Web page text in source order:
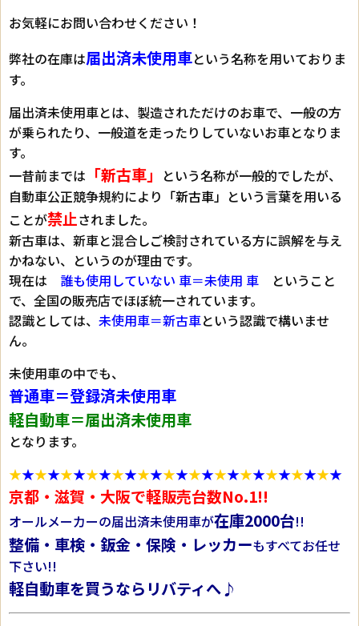
お気軽にお問い合わせください！
弊社の在庫は届出済未使用車という名称を用いておりま
す。
届出済未使用車とは、製造されただけのお車で、一般の方
が乗られたり、一般道を走ったりしていないお車となりま
す。
一昔前までは 「新古車」
という名称が一般的でしたが、
自動車公正競争規約により 「新古車」 という言葉を用いる
ことが禁止されました。
新古車は、新車と混合しご検討されている方に誤解を与え
かねない、というのが理由です。
現在は 誰も使用していない 車＝未使用 車 ということ
で、全国の販売店でほぼ統一されています。
認識としては、 未使用車＝新古車という認識で構いませ
ん。
未使用車の中でも、
普通車＝登録済未使用車
軽自動車＝届出済未使用車
となります。
★★★★★★★★★★★★★★★★★★★★★★★★★★
京都・滋賀・大阪で軽販売台数No.1!!
オールメーカーの届出済未使用車が在庫2000台!!
整備・車検・鈑金・保険・レッカーもすべてお任せ
下さい!!
軽自動車を買うならリバティへ♪